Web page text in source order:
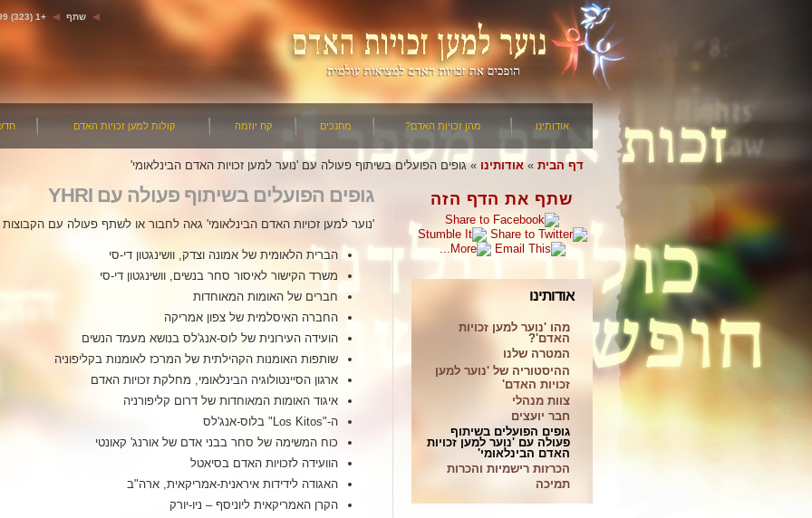
שתף +1 (323) 663-5799
אודותינו מהן זכויות האדם? מחנכים קח יוזמה קולות למען זכויות האדם
דף הבית »אודותינו »גופים הפועלים בשיתוף פעולה עם 'נוער למען זכויות האדם הבינלאומי'
שתף את הדף הזה
אודותינו
מהו 'נוער למען זכויות
האדם'?
המטרה שלנו
ההיסטוריה של 'נוער למען
זכויות האדם'
צוות מנהלי
חבר יועצים
גופים הפועלים בשיתוף
פעולה עם 'נוער למען זכויות
האדם הבינלאומי'
הכרזות רישמיות והכרות
תמיכה
גופים הפועלים בשיתוף פעולה עם YHRI
'נוער למען זכויות האדם הבינלאומי' גאה לחבור או לשתף פעולה עם
הברית הלאומית של אמונה וצדק, וושינגטון די-סי
משרד הקישור לאיסור סחר בנשים, וושינגטון די-סי
חברים של האומות המאוחדות
החברה האיסלמית של צפון אמריקה
הועידה העירונית של לוס-אנג'לס בנושא מעמד הנשים
שותפות האומנות הקהילתית של המרכז לאומנות בקליפוניה
ארגון הסיינטולוגיה הבינלאומי, מחלקת זכויות האדם
איגוד האומות המאוחדות של דרום קליפורניה
ה-"Los Kitos" בלוס-אנג'לס
כוח המשימה של סחר בבני אדם של אורנג' קאונטי
הוועידה לזכויות האדם בסיאטל
האגודה לידידות איראנית-אמריקאית, ארה"ב
הקרן האמריקאית ליוניסף – ניו-יורק